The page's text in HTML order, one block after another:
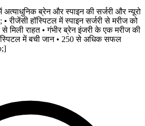
अत्याधुनिक ब्रेन और स्पाइन की सर्जरी और न्यूरो
रीजेंसी हॉस्पिटल में स्पाइन सर्जरी से मरीज को
मिली राहत • गंभीर ब्रेन इंजरी के एक मरीज की
में बची जान • 250 से अधिक सफल